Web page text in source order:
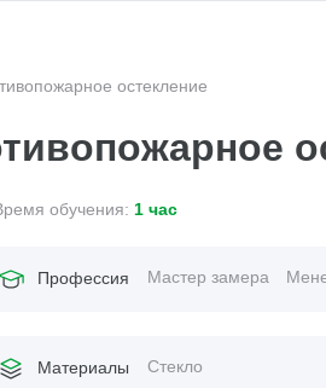
остекление
обучения: 1 час
Профессия Мастер замера
Материалы Стекло